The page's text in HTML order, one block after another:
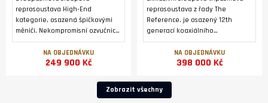
reprosoustava High-End
kategorie, osazená špičkovými
měniči. Nekompromisní ozvučnice
z masivní přírodní břidlice.
Zakázková výroba v Německu..
NA OBJEDNÁVKU
249 900 Kč
reprosoustava z řady The
Reference. je osazený 12th
generací koaxiálního
reproduktoru Uni-Q® s
technologií MAT™ a dvojicí
basových reproduktorů o
uspořádaných kolem
reproduktoru Uni-Q .2 x 3 černé,
NA OBJEDNÁVKU
398 000 Kč
Zobrazit všechny